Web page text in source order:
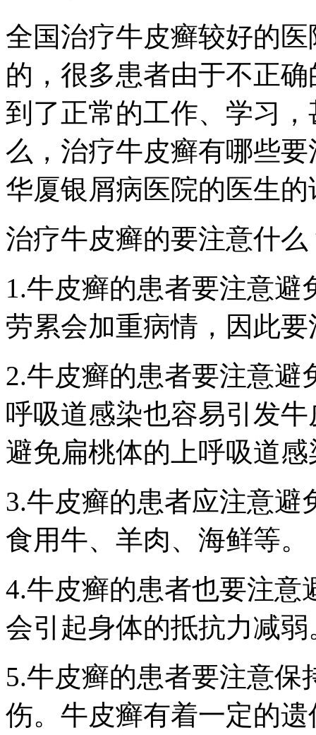
全国治疗牛皮癣较好的
的，很多患者由于不正
到了正常的工作、学习
么，治疗牛皮癣有哪些
华厦银屑病医院的医生
治疗牛皮癣的要注意什么
1.牛皮癣的患者要注意
劳累会加重病情，因此
2.牛皮癣的患者要注意
呼吸道感染也容易引发
避免扁桃体的上呼吸道
3.牛皮癣的患者应注意
食用牛、羊肉、海鲜等。
4.牛皮癣的患者也要注意
会引起身体的抵抗力减弱
5.牛皮癣的患者要注意
伤。牛皮癣有着一定的